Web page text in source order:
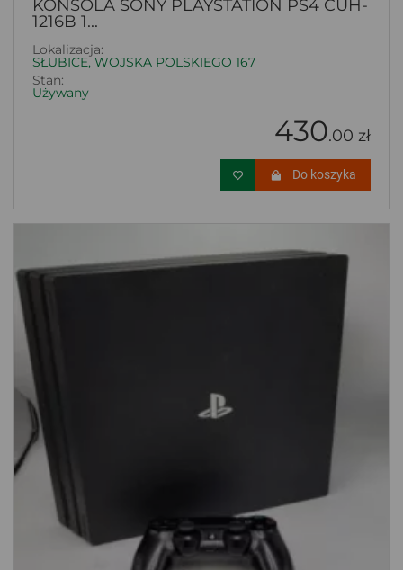
KONSOLA SONY PLAYSTATION PS4 CUH-
1216B 1...
Lokalizacja:
SŁUBICE, WOJSKA POLSKIEGO 167
Stan:
Używany
430.00 zł
Do koszyka